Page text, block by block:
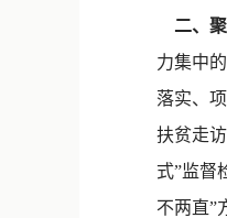
二、
力集中
落实、
扶贫走
式”监督
不两直”